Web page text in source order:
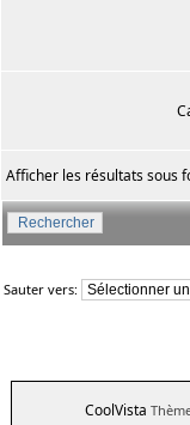
Afficher les résultats sous
Sauter vers:
CoolVista